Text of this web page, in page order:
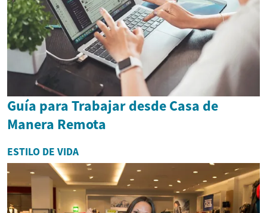
Guía para Trabajar desde Casa de
Manera Remota
ESTILO DE VIDA